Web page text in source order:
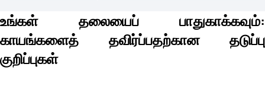
உங்கள் தலையைப் பாதுகாக்கவும்:
காயங்களைத் தவிர்ப்பதற்கான தடுப்பு
குறிப்புகள்